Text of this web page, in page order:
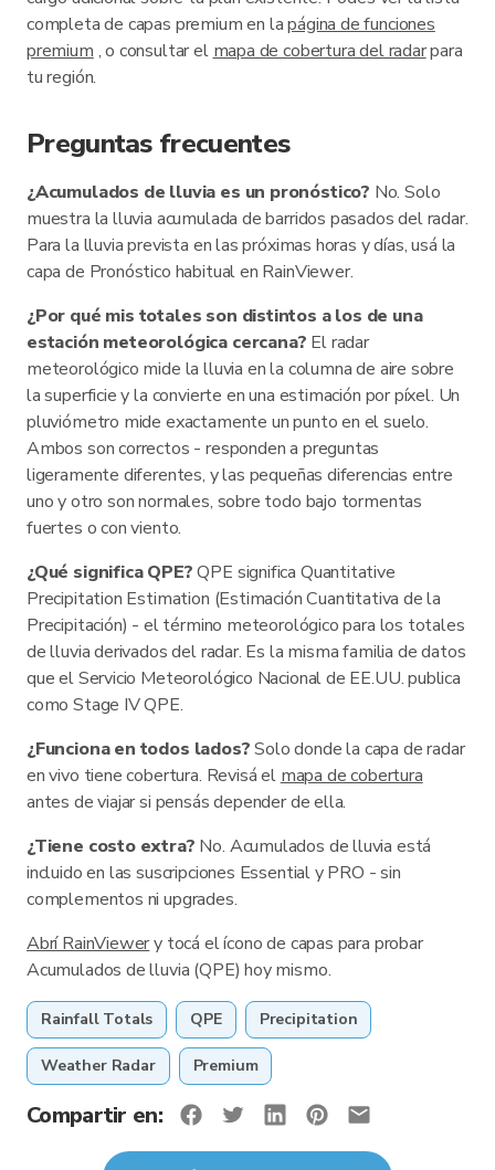
completa de capas premium en lapágina de funciones
premium , o consultar el mapa de cobertura del radarpara
tu región.
Preguntas frecuentes
¿Acumulados de lluvia es un pronóstico? No. Solo
muestra la lluvia acumulada de barridos pasados del radar.
Para la lluvia prevista en las próximas horas y días, usá la
capa de Pronóstico habitual en RainViewer.
¿Por qué mis totales son distintos a los de una
estación meteorológica cercana? El radar
meteorológico mide la lluvia en la columna de aire sobre
la superficie y la convierte en una estimación por píxel. Un
pluviómetro mide exactamente un punto en el suelo.
Ambos son correctos - responden a preguntas
ligeramente diferentes, y las pequeñas diferencias entre
uno y otro son normales, sobre todo bajo tormentas
fuertes o con viento.
¿Qué significa QPE?QPE significa Quantitative
Precipitation Estimation (Estimación Cuantitativa de la
Precipitación) - el término meteorológico para los totales
de lluvia derivados del radar. Es la misma familia de datos
que el Servicio Meteorológico Nacional de EE.UU. publica
como Stage IV QPE.
¿Funciona en todos lados?Solo donde la capa de radar
en vivo tiene cobertura. Revisá el mapa de cobertura
antes de viajar si pensás depender de ella.
¿Tiene costo extra? No. Acumulados de lluvia está
incluido en las suscripciones Essential y PRO - sin
complementos ni upgrades.
Abrí RainViewery tocá el ícono de capas para probar
Acumulados de lluvia (QPE) hoy mismo.
Rainfall Totals QPE Precipitation
Weather Radar Premium
Compartir en: